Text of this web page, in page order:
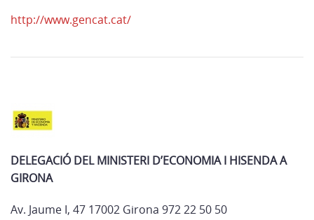
http://www.gencat.cat/
DELEGACIÓ DEL MINISTERI D’ECONOMIA I HISENDA A
GIRONA
Av. Jaume I, 47 17002 Girona 972 22 50 50